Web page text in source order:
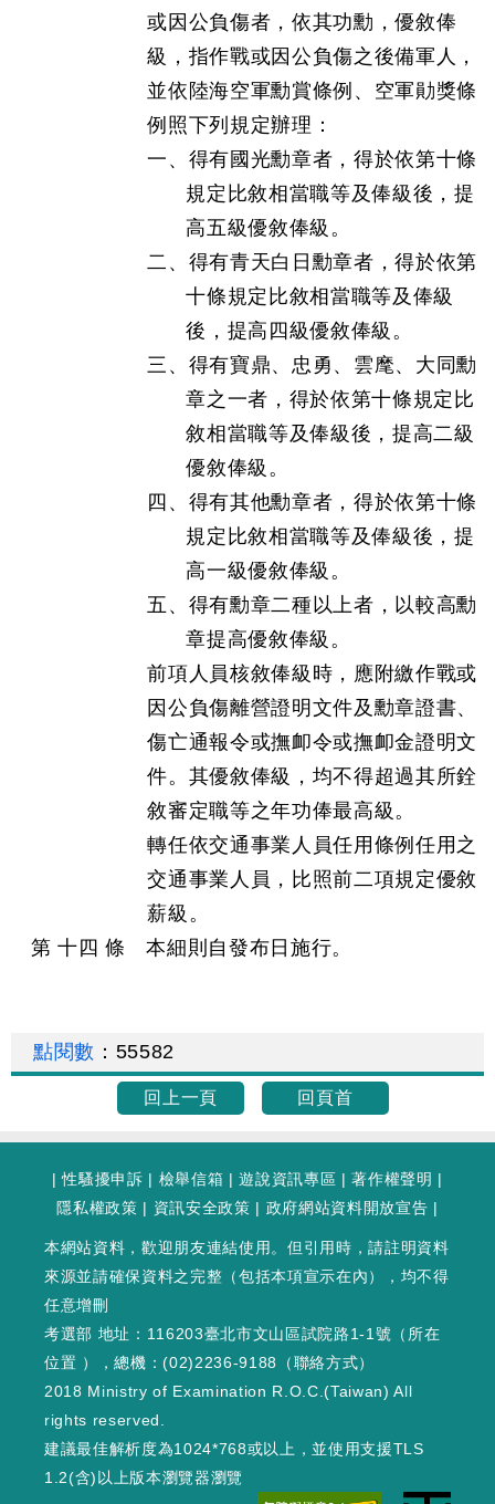
或因公負傷者，依其功勳，優敘俸
級，指作戰或因公負傷之後備軍人，
並依陸海空軍勳賞條例、空軍勛獎條
例照下列規定辦理：
一、得有國光勳章者，得於依第十條
規定比敘相當職等及俸級後，提
高五級優敘俸級。
二、得有青天白日勳章者，得於依第
十條規定比敘相當職等及俸級
後，提高四級優敘俸級。
三、得有寶鼎、忠勇、雲麾、大同勳
章之一者，得於依第十條規定比
敘相當職等及俸級後，提高二級
優敘俸級。
四、得有其他勳章者，得於依第十條
規定比敘相當職等及俸級後，提
高一級優敘俸級。
五、得有勳章二種以上者，以較高勳
章提高優敘俸級。
前項人員核敘俸級時，應附繳作戰或
因公負傷離營證明文件及勳章證書、
傷亡通報令或撫卹令或撫卹金證明文
件。其優敘俸級，均不得超過其所銓
敘審定職等之年功俸最高級。
轉任依交通事業人員任用條例任用之
交通事業人員，比照前二項規定優敘
薪級。
第 十四 條 本細則自發布日施行。
點閱數 ： 55582
回上一頁 回頁首
|性騷擾申訴 | 檢舉信箱 |遊說資訊專區 |著作權聲明 |
隱私權政策 | 資訊安全政策 | 政府網站資料開放宣告 |
本網站資料，歡迎朋友連結使用。但引用時，請註明資料
來源並請確保資料之完整（包括本項宣示在內），均不得
任意增刪
考選部 地址：116203臺北市文山區試院路1-1號（ 所在
位置 ），總機：(02)2236-9188（聯絡方式）
2018 Ministry of Examination R.O.C.(Taiwan) All
rights reserved.
建議最佳解析度為1024*768或以上，並使用支援TLS
1.2(含)以上版本瀏覽器瀏覽